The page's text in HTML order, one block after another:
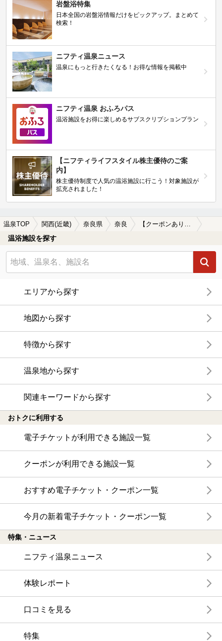
岩盤浴特集
日本全国の岩盤浴情報だけをピックアップ。まとめて
検索！
ニフティ温泉ニュース
温泉にもっと行きたくなる！お得な情報を掲載中
ニフティ温泉 おふろパス
温浴施設をお得に楽しめるサブスクリプションプラン
【ニフティライフスタイル株主優待のご案
内】
株主優待制度で人気の温浴施設に行こう！対象施設が
拡充されました！
温泉TOP 関西(近畿) 奈良県 奈良 【クーポンあり】美肌の湯が楽しめる奈良の温泉、日帰り温泉、スーパー銭湯おすすめ
温浴施設を探す
エリアから探す
地図から探す
特徴から探す
温泉地から探す
関連キーワードから探す
おトクに利用する
電子チケットが利用できる施設一覧
クーポンが利用できる施設一覧
おすすめ電子チケット・クーポン一覧
今月の新着電子チケット・クーポン一覧
特集・ニュース
ニフティ温泉ニュース
体験レポート
口コミを見る
特集